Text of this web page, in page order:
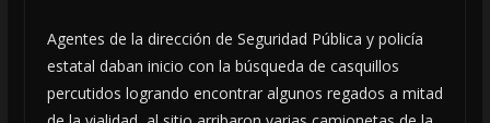
Agentes de la dirección de Seguridad Pública y policía
estatal daban inicio con la búsqueda de casquillos
percutidos logrando encontrar algunos regados a mitad